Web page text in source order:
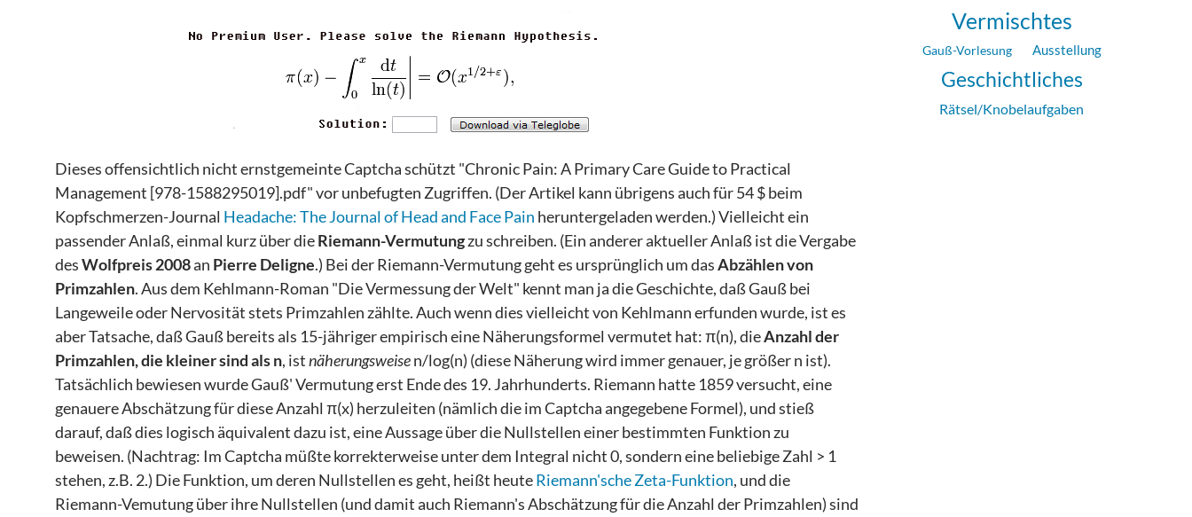
Dieses offensichtlich nicht ernstgemeinte Captcha schützt "Chronic Pain: A Primary Care Guide to Practical
Management [978-1588295019].pdf" vor unbefugten Zugriffen. (Der Artikel kann übrigens auch für 54 $ beim
Kopfschmerzen-Journal Headache: The Journal of Head and Face Pain heruntergeladen werden.) Vielleicht ein
passender Anlaß, einmal kurz über dieRiemann-Vermutungzu schreiben. (Ein anderer aktueller Anlaß ist die Vergabe
desWolfpreis 2008an Pierre Deligne.) Bei der Riemann-Vermutung geht es ursprünglich um dasAbzählen von
Primzahlen. Aus dem Kehlmann-Roman "Die Vermessung der Welt" kennt man ja die Geschichte, daß Gauß bei
Langeweile oder Nervosität stets Primzahlen zählte. Auch wenn dies vielleicht von Kehlmann erfunden wurde, ist es
aber Tatsache, daß Gauß bereits als 15-jähriger empirisch eine Näherungsformel vermutet hat: π(n), dieAnzahl der
Primzahlen, die kleiner sind als n, istnäherungsweisen/log(n) (diese Näherung wird immer genauer, je größer n ist).
Tatsächlich bewiesen wurde Gauß' Vermutung erst Ende des 19. Jahrhunderts. Riemann hatte 1859 versucht, eine
genauere Abschätzung für diese Anzahl π(x) herzuleiten (nämlich die im Captcha angegebene Formel), und stieß
darauf, daß dies logisch äquivalent dazu ist, eine Aussage über die Nullstellen einer bestimmten Funktion zu
beweisen. (Nachtrag: Im Captcha müßte korrekterweise unter dem Integral nicht 0, sondern eine beliebige Zahl > 1
stehen, z.B. 2.) Die Funktion, um deren Nullstellen es geht, heißt heuteRiemann'sche Zeta-Funktion, und die
Riemann-Vemutung über ihre Nullstellen (und damit auch Riemann's Abschätzung für die Anzahl der Primzahlen) sind
Vermischtes
Gauß-Vorlesung Ausstellung
Geschichtliches
Rätsel/Knobelaufgaben